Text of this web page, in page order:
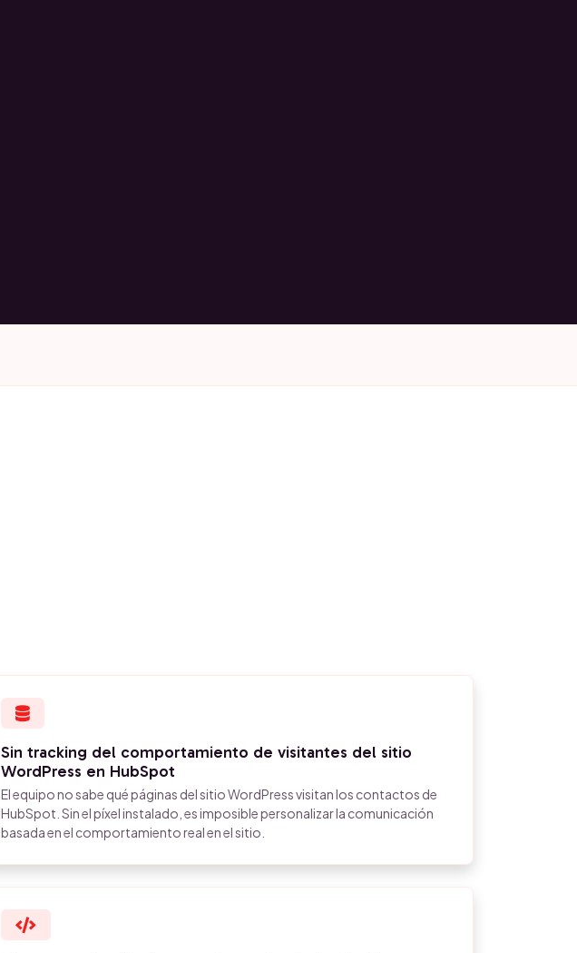
Sin tracking del comportamiento de visitantes del sitio
WordPress en HubSpot
El equipo no sabe qué páginas del sitio WordPress visitan los contactos de
HubSpot. Sin el píxel instalado, es imposible personalizar la comunicación
basada en el comportamiento real en el sitio.